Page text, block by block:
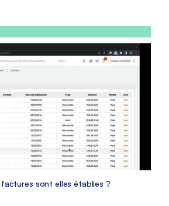
sont elles établies ?